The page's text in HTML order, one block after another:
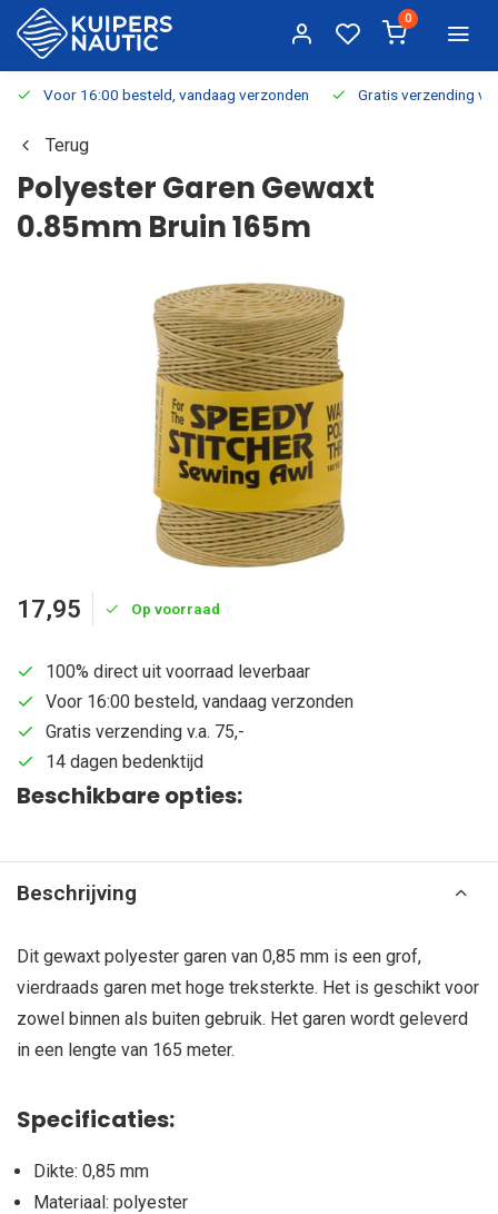
0
Voor 16:00 besteld, vandaag verzonden Gratis verzending
Terug
Polyester Garen Gewaxt
0.85mm Bruin 165m
17,95 Op voorraad
100% direct uit voorraad leverbaar
Voor 16:00 besteld, vandaag verzonden
Gratis verzending v.a. 75,-
14 dagen bedenktijd
Beschikbare opties:
Beschrijving
Dit gewaxt polyester garen van 0,85 mm is een grof,
vierdraads garen met hoge treksterkte. Het is geschikt voor
zowel binnen als buiten gebruik. Het garen wordt geleverd
in een lengte van 165 meter.
Specificaties:
Dikte: 0,85 mm
Materiaal: polyester